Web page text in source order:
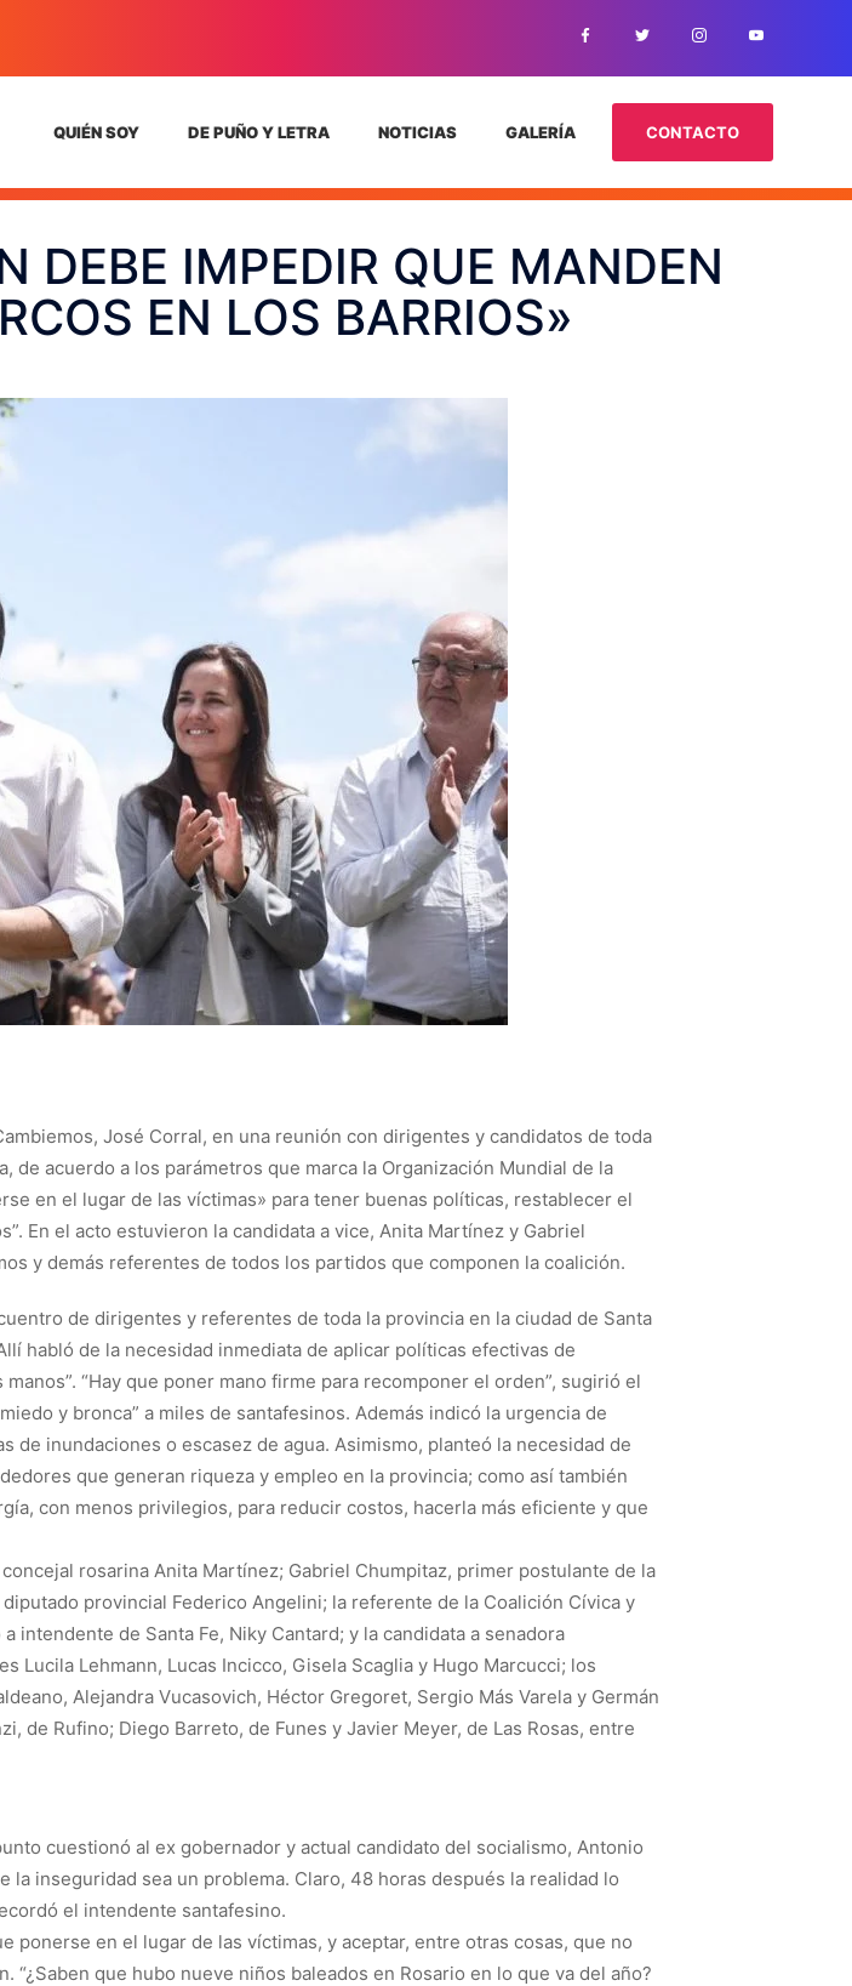
QUIÉN SOY DE PUÑO Y LETRA NOTICIAS GALERÍA CONTACTO
DEBE IMPEDIR QUE MANDEN
EN LOS BARRIOS»
José Corral, en una reunión con dirigentes y candidatos de toda
de acuerdo a los parámetros que marca la Organización Mundial de la
en el lugar de las víctimas» para tener buenas políticas, restablecer el
En el acto estuvieron la candidata a vice, Anita Martínez y Gabriel
y demás referentes de todos los partidos que componen la coalición.
de dirigentes y referentes de toda la provincia en la ciudad de Santa
habló de la necesidad inmediata de aplicar políticas efectivas de
“Hay que poner mano firme para recomponer el orden”, sugirió el
y bronca” a miles de santafesinos. Además indicó la urgencia de
inundaciones o escasez de agua. Asimismo, planteó la necesidad de
que generan riqueza y empleo en la provincia; como así también
con menos privilegios, para reducir costos, hacerla más eficiente y que
rosarina Anita Martínez; Gabriel Chumpitaz, primer postulante de la
provincial Federico Angelini; la referente de la Coalición Cívica y
intendente de Santa Fe, Niky Cantard; y la candidata a senadora
Lucila Lehmann, Lucas Incicco, Gisela Scaglia y Hugo Marcucci; los
Alejandra Vucasovich, Héctor Gregoret, Sergio Más Varela y Germán
de Rufino; Diego Barreto, de Funes y Javier Meyer, de Las Rosas, entre
cuestionó al ex gobernador y actual candidato del socialismo, Antonio
inseguridad sea un problema. Claro, 48 horas después la realidad lo
el intendente santafesino.
ponerse en el lugar de las víctimas, y aceptar, entre otras cosas, que no
que hubo nueve niños baleados en Rosario en lo que va del año?